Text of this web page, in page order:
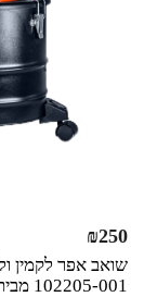
102205-001 מבית Hunter
₪250